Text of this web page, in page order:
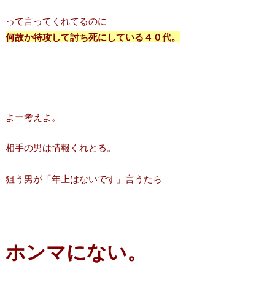
って言ってくれてるのに
何故か特攻して討ち死にしている４０代。
よー考えよ。
相手の男は情報くれとる。
狙う男が「年上はないです」言うたら
ホンマにない。